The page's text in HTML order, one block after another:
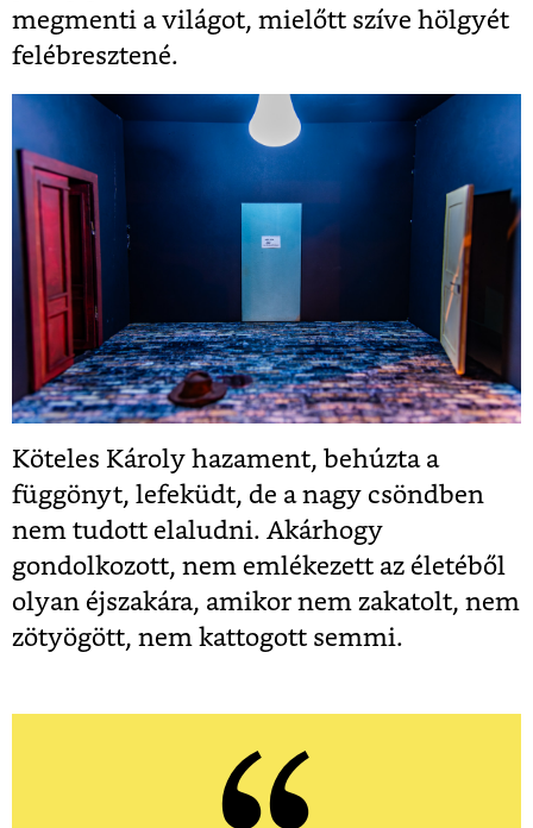
megmenti a világot, mielőtt szíve hölgyét
felébresztené.
Köteles Károly hazament, behúzta a
függönyt, lefeküdt, de a nagy csöndben
nem tudott elaludni. Akárhogy
gondolkozott, nem emlékezett az életéből
olyan éjszakára, amikor nem zakatolt, nem
zötyögött, nem kattogott semmi.